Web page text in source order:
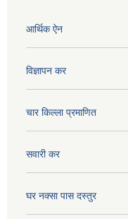
आर्थिक ऐन
विज्ञापन कर
चार किल्ला प्रमाणित
सवारी कर
घर नक्सा पास दस्तुर